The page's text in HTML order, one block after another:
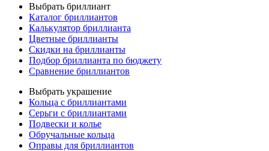
Выбрать бриллиант
Каталог бриллиантов
Калькулятор бриллианта
Цветные бриллианты
Скидки на бриллианты
Подбор бриллианта по бюджету
Сравнение бриллиантов
Выбрать украшение
Кольца с бриллиантами
Серьги с бриллиантами
Подвески и колье
Обручальные кольца
Оправы для бриллиантов